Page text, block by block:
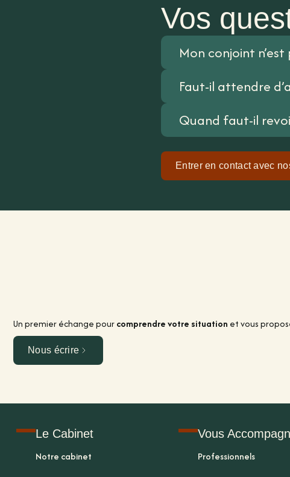
Vos
Mon conjoint
Faut-il attendre
Quand faut-il
Entrer en contact avec
Un premier échange pourcomprendre votre situation et vous
Nous écrire
Le Cabinet
Notre cabinet
Vous
Professionnels